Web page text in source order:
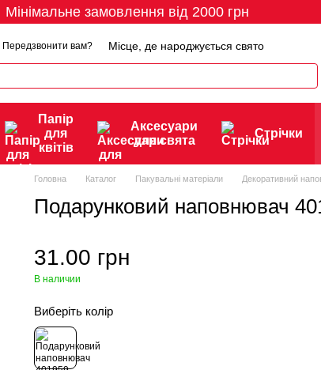
Мінімальне замовлення від 2000 грн
Передзвонити вам? Місце, де народжується свято
Папір
для
квітів
Аксесуари
для свята
Стрічки
Головна Каталог Пакувальні матеріали Декоративний
Подарунковий наповнювач
31.00 грн
В наличии
Виберіть колір